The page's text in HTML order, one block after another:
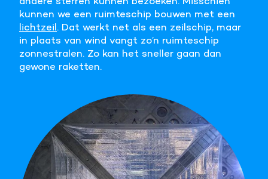
kunnen we een ruimteschip bouwen met een
lichtzeil. Dat werkt net als een zeilschip, maar
in plaats van wind vangt zo’n ruimteschip
zonnestralen. Zo kan het sneller gaan dan
gewone raketten.